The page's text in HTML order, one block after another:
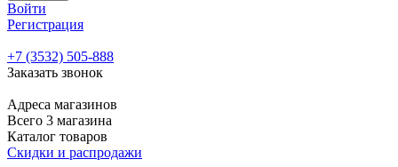
Войти
Регистрация
+7 (3532) 505-888
Заказать звонок
Адреса магазинов
Всего 3 магазина
Каталог товаров
Скидки и распродажи